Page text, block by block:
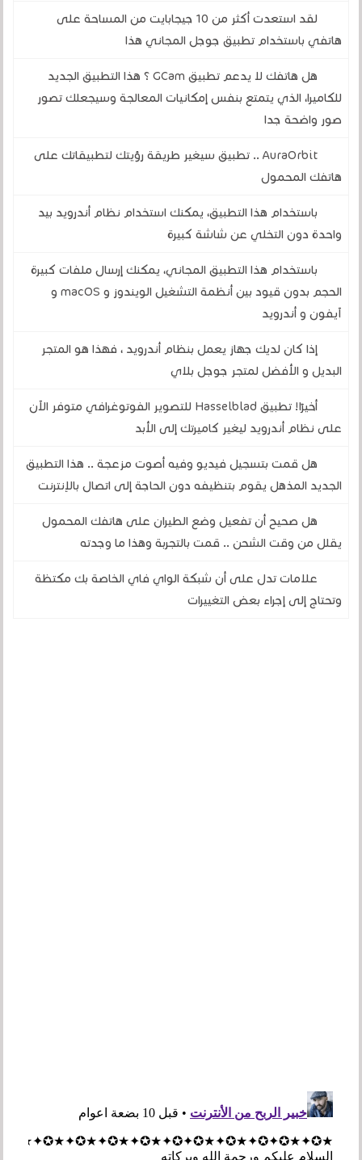
لقد استعدت أكثر من 10 جيجابايت من المساحة على
هاتفي باستخدام تطبيق جوجل المجاني هذا
هل هاتفك لا يدعم تطبيق GCam ؟ هذا التطبيق الجديد
للكاميرا، الذي يتمتع بنفس إمكانيات المعالجة وسيجعلك تصور
صور واضحة جدا
AuraOrbit .. تطبيق سيغير طريقة رؤيتك لتطبيقاتك على
هاتفك المحمول
باستخدام هذا التطبيق، يمكنك استخدام نظام أندرويد بيد
واحدة دون التخلي عن شاشة كبيرة
باستخدام هذا التطبيق المجاني، يمكنك إرسال ملفات كبيرة
الحجم بدون قيود بين أنظمة التشغيل الويندوز و macOS و
آيفون و أندرويد
إذا كان لديك جهاز يعمل بنظام أندرويد ، فهذا هو المتجر
البديل و الأفضل لمتجر جوجل بلاي
أخيرًا! تطبيق Hasselblad للتصوير الفوتوغرافي متوفر الآن
على نظام أندرويد ليغير كاميرتك إلى الأبد
هل قمت بتسجيل فيديو وفيه أصوت مزعجة .. هذا التطبيق
الجديد المذهل يقوم بتنظيفه دون الحاجة إلى اتصال بالإنترنت
هل صحيح أن تفعيل وضع الطيران على هاتفك المحمول
يقلل من وقت الشحن .. قمت بالتجربة وهذا ما وجدته
علامات تدل على أن شبكة الواي فاي الخاصة بك مكتظة
وتحتاج إلى إجراء بعض التغييرات